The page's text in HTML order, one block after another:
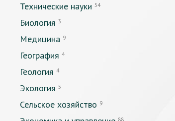
Технические науки 54
Биология 3
Медицина 9
География 4
Геология 4
Экология 5
Сельское хозяйство 9
88